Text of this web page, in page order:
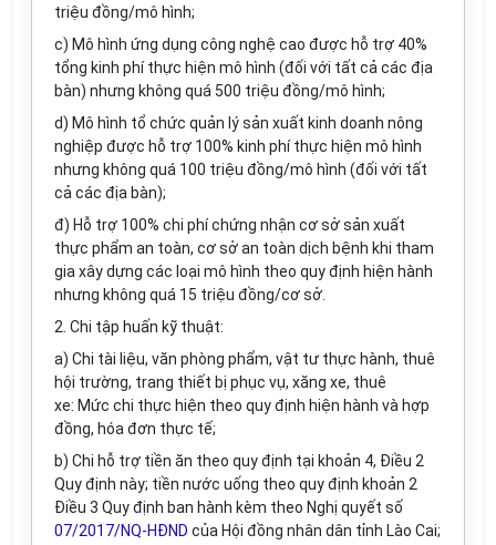
triệu đồng/mô hình;
c) Mô hình ứng dụng công nghệ cao được hỗ trợ 40%
tổng kinh phí thực hiện mô hình (đối với tất cả các địa
bàn) nhưng không quá 500 triệu đồng/mô hình;
d) Mô hình tổ chức quản lý sản xuất kinh doanh nông
nghiệp được hỗ trợ 100% kinh phí thực hiện mô hình
nhưng không quá 100 triệu đồng/mô hình (đối với tất
cả các địa bàn);
đ) Hỗ trợ 100% chi phí chứng nhận cơ sở sản xuất
thực phẩm an toàn, cơ sở an toàn dịch bệnh khi tham
gia xây dựng các loại mô hình theo quy định hiện hành
nhưng không quá 15 triệu đồng/cơ sở.
2. Chi tập huấn kỹ thuật:
a) Chi tài liệu, văn phòng phẩm, vật tư thực hành, thuê
hội trường, trang thiết bị phục vụ, xăng xe, thuê
xe: Mức chi thực hiện theo quy định hiện hành và hợp
đồng, hóa đơn thực tế;
b) Chi hỗ trợ tiền ăn theo quy định tại khoản 4, Điều 2
Quy định này; tiền nước uống theo quy định khoản 2
Điều 3 Quy định ban hành kèm theo Nghị quyết số
07/2017/NQ-HĐND của Hội đồng nhân dân tỉnh Lào Cai;